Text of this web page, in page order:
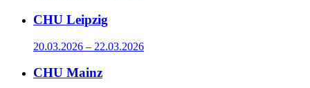
CHU Leipzig
20.03.2026 – 22.03.2026
CHU Mainz